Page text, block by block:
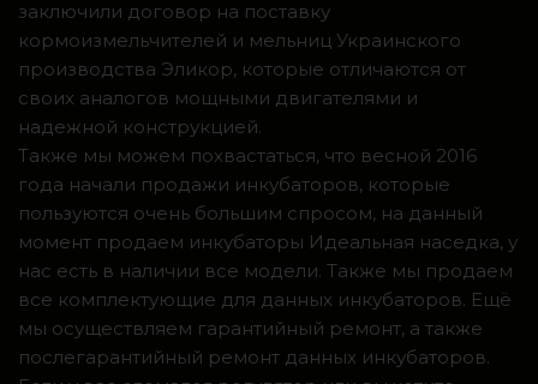
заключили договор на поставку
кормоизмельчителей и мельниц Украинского
производства Эликор, которые отличаются от
своих аналогов мощными двигателями и
надежной конструкцией.
Также мы можем похвастаться, что весной 2016
года начали продажи инкубаторов, которые
пользуются очень большим спросом, на данный
момент продаем инкубаторы Идеальная наседка, у
нас есть в наличии все модели. Также мы продаем
все комплектующие для данных инкубаторов. Ещё
мы осуществляем гарантийный ремонт, а также
послегарантийный ремонт данных инкубаторов.